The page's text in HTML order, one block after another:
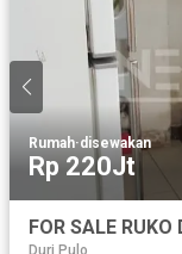
Rumah·disewakan
Rp 220Jt
Duri Pulo